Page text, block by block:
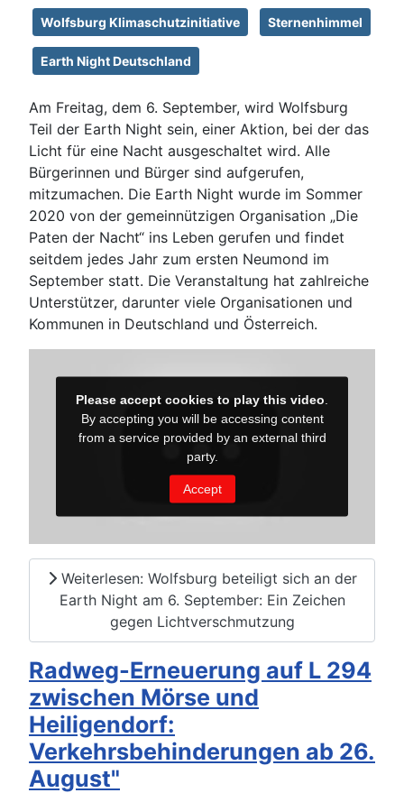
Wolfsburg Klimaschutzinitiative Sternenhimmel
Earth Night Deutschland
Am Freitag, dem 6. September, wird Wolfsburg
Teil der Earth Night sein, einer Aktion, bei der das
Licht für eine Nacht ausgeschaltet wird. Alle
Bürgerinnen und Bürger sind aufgerufen,
mitzumachen. Die Earth Night wurde im Sommer
2020 von der gemeinnützigen Organisation „Die
Paten der Nacht“ ins Leben gerufen und findet
seitdem jedes Jahr zum ersten Neumond im
September statt. Die Veranstaltung hat zahlreiche
Unterstützer, darunter viele Organisationen und
Kommunen in Deutschland und Österreich.
Weiterlesen: Wolfsburg beteiligt sich an der
Earth Night am 6. September: Ein Zeichen
gegen Lichtverschmutzung
Radweg-Erneuerung auf L 294
zwischen Mörse und
Heiligendorf:
Verkehrsbehinderungen ab 26.
August"